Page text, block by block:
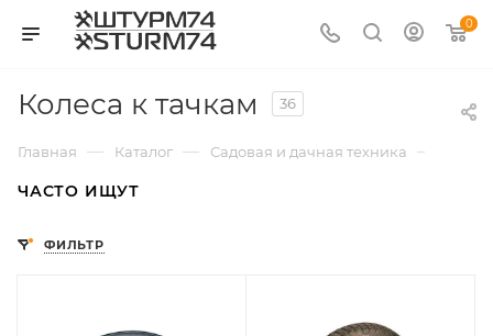
0
Колеса к тачкам 36
Главная — Каталог — Садовая и дачная техника —
ЧАСТО ИЩУТ
ФИЛЬТР